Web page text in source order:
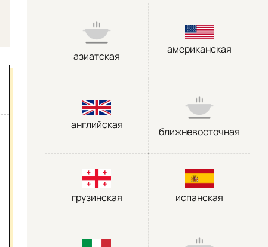
азиатская
американская
английская
ближневосточная
грузинская испанская